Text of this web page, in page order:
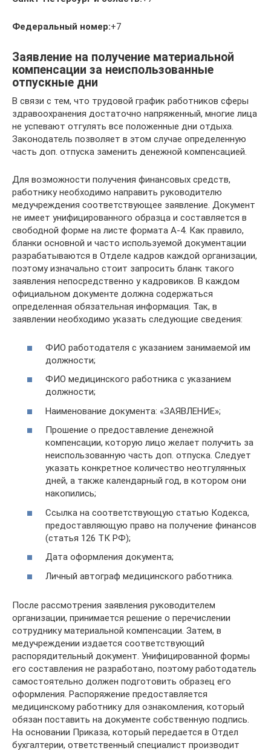
Федеральный номер:+7
Заявление на получение материальной
компенсации за неиспользованные
отпускные дни
В связи с тем, что трудовой график работников сферы
здравоохранения достаточно напряженный, многие лица
не успевают отгулять все положенные дни отдыха.
Законодатель позволяет в этом случае определенную
часть доп. отпуска заменить денежной компенсацией.
Для возможности получения финансовых средств,
работнику необходимо направить руководителю
медучреждения соответствующее заявление. Документ
не имеет унифицированного образца и составляется в
свободной форме на листе формата А-4. Как правило,
бланки основной и часто используемой документации
разрабатываются в Отделе кадров каждой организации,
поэтому изначально стоит запросить бланк такого
заявления непосредственно у кадровиков. В каждом
официальном документе должна содержаться
определенная обязательная информация. Так, в
заявлении необходимо указать следующие сведения:
ФИО работодателя с указанием занимаемой им
должности;
ФИО медицинского работника с указанием
должности;
Наименование документа: «ЗАЯВЛЕНИЕ»;
Прошение о предоставление денежной
компенсации, которую лицо желает получить за
неиспользованную часть доп. отпуска. Следует
указать конкретное количество неотгулянных
дней, а также календарный год, в котором они
накопились;
Ссылка на соответствующую статью Кодекса,
предоставляющую право на получение финансов
(статья 126 ТК РФ);
Дата оформления документа;
Личный автограф медицинского работника.
После рассмотрения заявления руководителем
организации, принимается решение о перечислении
сотруднику материальной компенсации. Затем, в
медучреждении издается соответствующий
распорядительный документ. Унифицированной формы
его составления не разработано, поэтому работодатель
самостоятельно должен подготовить образец его
оформления. Распоряжение предоставляется
медицинскому работнику для ознакомления, который
обязан поставить на документе собственную подпись.
На основании Приказа, который передается в Отдел
бухгалтерии, ответственный специалист производит